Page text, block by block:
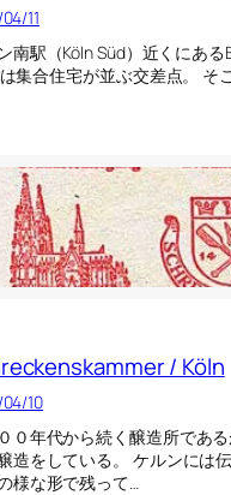
11
南駅（Köln Süd）近くにあ
集合住宅が並ぶ交差点。 そ
/ Köln
10
０年代から続く醸造所であ
造をしている。 ケルンには
様な形で残って…